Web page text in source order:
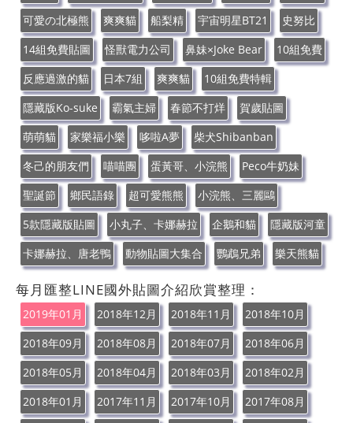
可愛の北極熊
爽爽貓 船梨精 宇宙明星BT21
史努比
14組免費貼圖
怪獸電力公司 鼻妹×Joke Bear
10組免費
反應過激的貓
日本7組 爽爽貓
10組免費特輯
隱藏版Ko-suke
霸氣主婦 春節不打烊
賀歲貼圖
萌萌貓
家樂福小樂 哆啦A夢
柴犬Shibanban
冬己的朋友們
喵喵團 蛋黃哥、小浣熊
Peco牛奶妹
聖誕節
鄉民語錄 超可愛熊熊
小浣熊、三麗鷗
5款隱藏版貼圖
小丸子、卡娜赫拉 企鵝和貓
隱藏版河童
卡娜赫拉、唐老鴨
動物貼圖大集合 鸚鵡兄弟 樂天熊貓
每月匯整LINE國外貼圖介紹欣賞整理：
2019年01月 2018年12月 2018年11月
2018年10月
2018年09月
2018年08月 2018年07月
2018年06月
2018年05月
2018年04月 2018年03月
2018年02月
2018年01月
2017年11月 2017年10月
2017年08月